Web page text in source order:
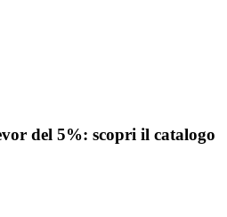
del 5%: scopri il catalogo